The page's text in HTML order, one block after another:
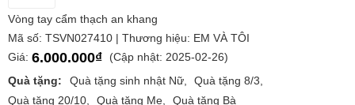
Vòng tay cẩm thạch an khang
Mã số: TSVN027410 | Thương hiệu: EM VÀ TÔI
Giá: 6.000.000₫
(Cập nhật: 2025-02-26)
Quà tặng:
Quà tặng sinh nhật Nữ
Quà tặng 8/3
Quà tặng 20/10
Quà tặng Mẹ Quà tặng Bà